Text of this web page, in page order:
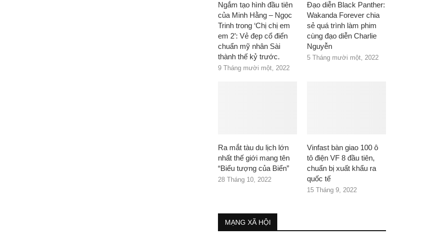
Ngắm tạo hình đầu tiên
của Minh Hằng – Ngọc
Trinh trong ‘Chị chị em
em 2’: Vẻ đẹp cổ điển
chuẩn mỹ nhân Sài
thành thế kỷ trước.
9 Tháng mười một, 2022
Đạo diễn Black Panther:
Wakanda Forever chia
sẻ quá trình làm phim
cùng đạo diễn Charlie
Nguyễn
5 Tháng mười một, 2022
Ra mắt tàu du lịch lớn
nhất thế giới mang tên
“Biểu tượng của Biển”
28 Tháng 10, 2022
Vinfast bàn giao 100 ô
tô điện VF 8 đầu tiên,
chuẩn bị xuất khẩu ra
quốc tế
15 Tháng 9, 2022
MẠNG XÃ HỘI